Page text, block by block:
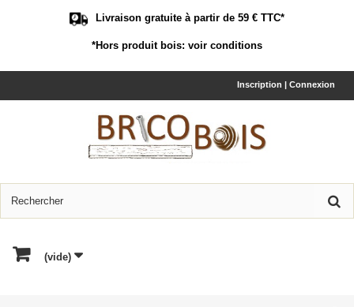
Livraison gratuite à partir de 59 € TTC*
*Hors produit bois: voir conditions
Inscription | Connexion
(vide)